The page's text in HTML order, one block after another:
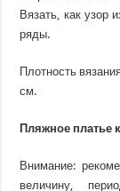
Вязать, как узор
ряды.
Плотность
см.
Пляжное платье
Внимание:
величину,